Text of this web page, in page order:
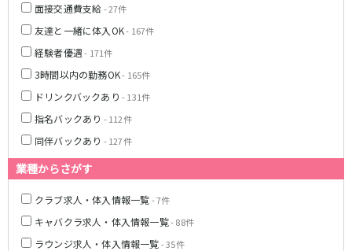
面接交通費支給- 27件
友達と一緒に体入OK- 167件
経験者優遇- 171件
3時間以内の勤務OK- 165件
ドリンクバックあり - 131件
指名バックあり - 112件
同伴バックあり - 127件
業種からさがす
クラブ求人・体入情報一覧- 7件
キャバクラ求人・体入情報一覧- 88件
ラウンジ求人・体入情報一覧- 35件
和歌山駅
Osaka Metro長堀鶴見緑地線
心斎橋駅
長堀橋駅
阪堺電軌阪堺線
大小路駅
京阪交野線